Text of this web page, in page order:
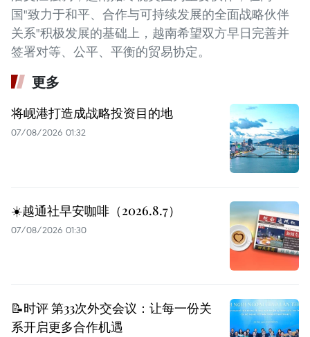
国"致力于和平、合作与可持续发展的全面战略伙伴
关系"积极发展的基础上，越南希望双方早日完善并
签署对等、公平、平衡的贸易协定。
更多
将岘港打造成战略投资目的地
07/08/2026 01:32
☀️越通社早安咖啡（2026.8.7）
07/08/2026 01:30
📝时评 第33次外交会议：让每一份关
系开启更多合作机遇